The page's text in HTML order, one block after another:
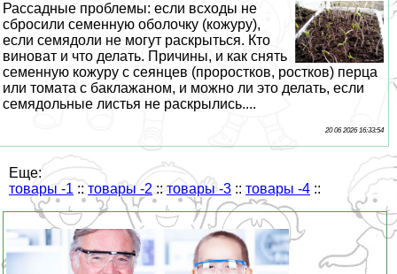
Рассадные проблемы: если всходы не
сбросили семенную оболочку (кожуру),
если семядоли не могут раскрыться. Кто
виноват и что делать. Причины, и как снять
семенную кожуру с сеянцев (проростков, ростков) перца
или томата с баклажаном, и можно ли это делать, если
семядольные листья не раскрылись....
20 06 2026 16:33:54
Еще:
товары -1 ::товары -2 :: товары -3 :: товары -4 ::